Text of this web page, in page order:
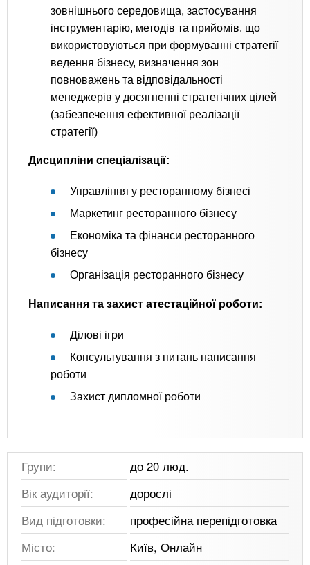
зовнішнього середовища, застосування
інструментарію, методів та прийомів, що
використовуються при формуванні стратегії
ведення бізнесу, визначення зон
повноважень та відповідальності
менеджерів у досягненні стратегічних цілей
(забезпечення ефективної реалізації
стратегії)
Дисципліни спеціалізації:
Управління у ресторанному бізнесі
Маркетинг ресторанного бізнесу
Економіка та фінанси ресторанного
бізнесу
Організація ресторанного бізнесу
Написання та захист атестаційної роботи:
Ділові ігри
Консультування з питань написання
роботи
Захист дипломної роботи
Групи:
до 20 люд.
Вік аудиторії:
дорослі
Вид підготовки:
професійна перепідготовка
Місто:
Київ, Онлайн